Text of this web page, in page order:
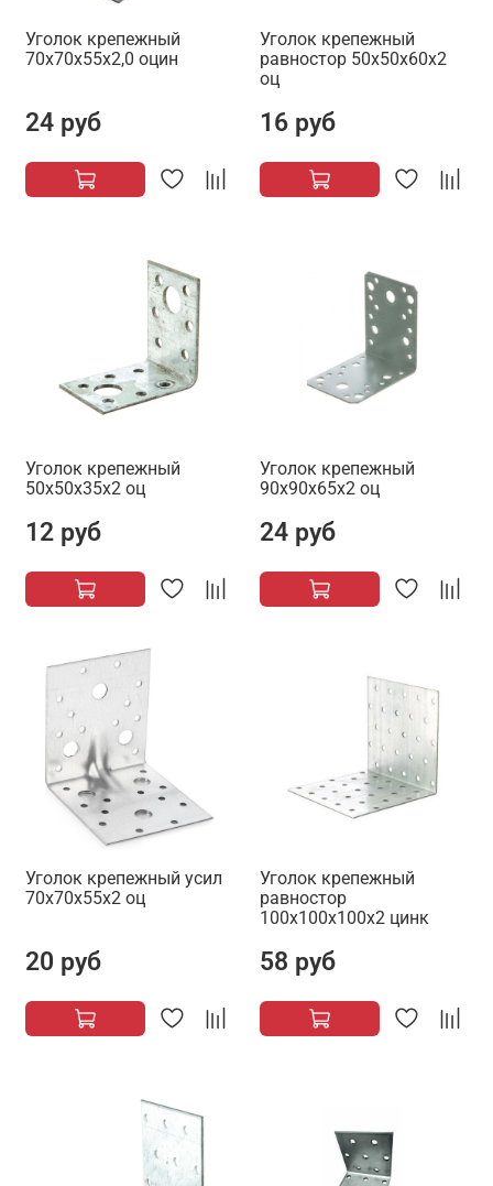
Уголок крепежный
70х70х55х2,0 оцин
24 руб
Уголок крепежный
равностор 50х50х60х2
оц
16 руб
Уголок крепежный
50х50х35х2 оц
12 руб
Уголок крепежный
90х90х65х2 оц
24 руб
Уголок крепежный усил
70х70х55х2 оц
20 руб
Уголок крепежный
равностор
100х100х100х2 цинк
58 руб